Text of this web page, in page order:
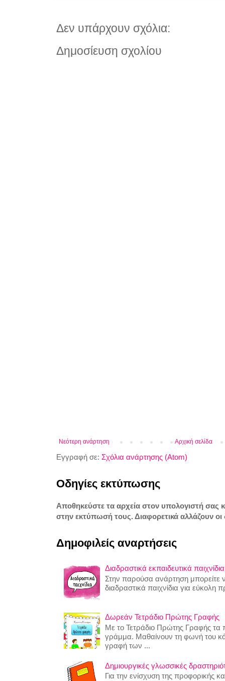
Δεν υπάρχουν σχόλια:
Δημοσίευση σχολίου
Νεότερη ανάρτηση Αρχική σελίδα
Εγγραφή σε: Σχόλια ανάρτησης (Atom)
Οδηγίες εκτύπωσης
Αποθηκεύστε τα αρχεία στον υπολογιστή σας
στην εκτύπωσή τους. Διαφορετικά αλλάζουν οι
Δημοφιλείς αναρτήσεις
Διαδραστικά εκπαιδευτικά παιχνίδια
Στην παρούσα ανάρτηση μπορείτε
διαδραστικά παιχνίδια για εύκολη
Δωρεάν Τετράδιο Πρώτης Γραφής
Με το Τετράδιο Πρώτης Γραφής τα
γράμμα. Μαθαίνουν τη φωνή του
γραφή των ...
Δημιουργικές γλωσσικές
Για την ενίσχυση της προφορικής